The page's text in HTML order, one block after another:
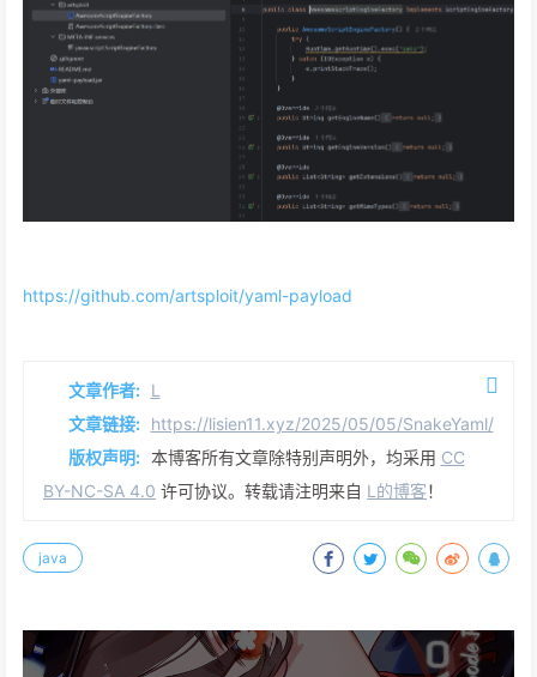
https://github.com/artsploit/yaml-payload
文章作者: L
文章链接: https://lisien11.xyz/2025/05/05/SnakeYaml/
版权声明: 本博客所有文章除特别声明外，均采用 CC
BY-NC-SA 4.0 许可协议。转载请注明来自 L的博客！
java